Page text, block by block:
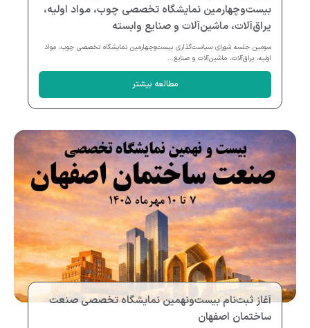
بیست‌وچهارمین نمایشگاه تخصصی چوب، مواد اولیه،
یراق‌آلات، ماشین‌آلات و صنایع وابسته
سومین جلسه شورای سیاست‌گذاری بیست‌وچهارمین نمایشگاه تخصصی چوب، مواد
اولیه، یراق‌آلات، ماشین‌آلات و صنایع...
مطالعه بیشتر
آغاز ثبت‌نام بیست‌ونهمین نمایشگاه تخصصی صنعت
ساختمان اصفهان